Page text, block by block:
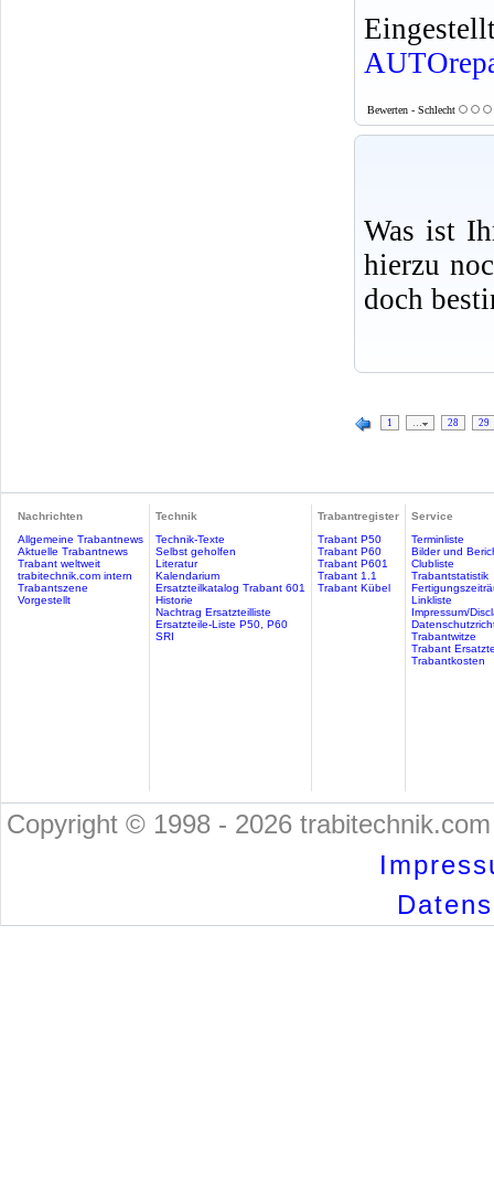
Bewerten - Schlecht
Was ist
hierzu
doch
1 28 29
Nachrichten
Allgemeine Trabantnews
Aktuelle Trabantnews
Trabant weltweit
trabitechnik.com intern
Trabantszene
Vorgestellt
Technik
Technik-Texte
Selbst geholfen
Literatur
Kalendarium
Ersatzteilkatalog Trabant 601
Historie
Nachtrag Ersatzteilliste
Ersatzteile-Liste P50, P60
SRI
Trabantregister
Trabant P50
Trabant P60
Trabant P601
Trabant 1.1
Trabant Kübel
Service
Terminliste
Bilder und
Clubliste
Trabantstatistik
Linkliste
Impressum/
Trabantwitze
Trabant
Trabantkosten
Copyright © 1998 - 2026